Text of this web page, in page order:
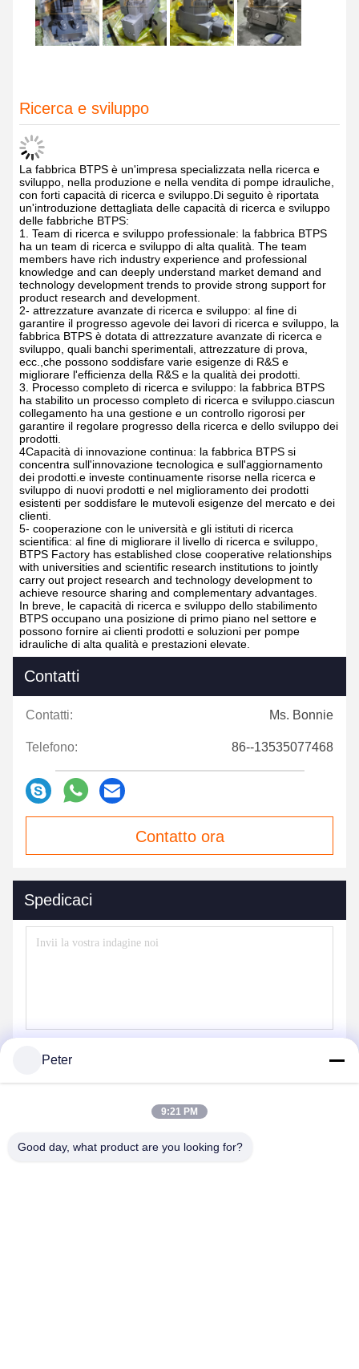
Ricerca e sviluppo
La fabbrica BTPS è un'impresa specializzata nella ricerca e
sviluppo, nella produzione e nella vendita di pompe idrauliche,
con forti capacità di ricerca e sviluppo.Di seguito è riportata
un'introduzione dettagliata delle capacità di ricerca e sviluppo
delle fabbriche BTPS:
1. Team di ricerca e sviluppo professionale: la fabbrica BTPS
ha un team di ricerca e sviluppo di alta qualità. The team
members have rich industry experience and professional
knowledge and can deeply understand market demand and
technology development trends to provide strong support for
product research and development.
2- attrezzature avanzate di ricerca e sviluppo: al fine di
garantire il progresso agevole dei lavori di ricerca e sviluppo, la
fabbrica BTPS è dotata di attrezzature avanzate di ricerca e
sviluppo, quali banchi sperimentali, attrezzature di prova,
ecc.,che possono soddisfare varie esigenze di R&S e
migliorare l'efficienza della R&S e la qualità dei prodotti.
3. Processo completo di ricerca e sviluppo: la fabbrica BTPS
ha stabilito un processo completo di ricerca e sviluppo.ciascun
collegamento ha una gestione e un controllo rigorosi per
garantire il regolare progresso della ricerca e dello sviluppo dei
prodotti.
4Capacità di innovazione continua: la fabbrica BTPS si
concentra sull'innovazione tecnologica e sull'aggiornamento
dei prodotti.e investe continuamente risorse nella ricerca e
sviluppo di nuovi prodotti e nel miglioramento dei prodotti
esistenti per soddisfare le mutevoli esigenze del mercato e dei
5- cooperazione con le università e gli istituti di ricerca
with universities and scientific research institutions to jointly
achieve resource sharing and complementary advantages.
In breve, le capacità di ricerca e sviluppo dello stabilimento
possono fornire ai clienti prodotti e soluzioni per pompe
idrauliche di alta qualità e prestazioni elevate.
Telefono:
Peter
9:21 PM
Good day, what product are you looking for?